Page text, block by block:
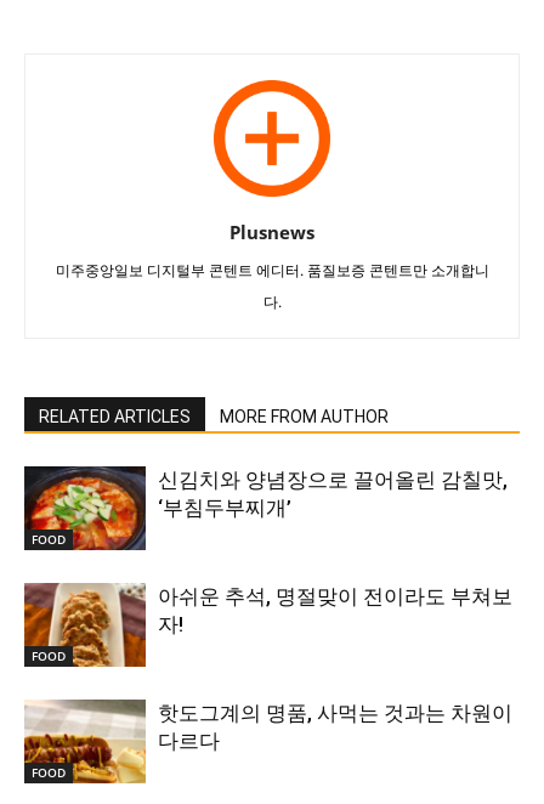
Plusnews
미주중앙일보 디지털부 콘텐트 에디터. 품질보증 콘텐트만 소개합니
다.
RELATED ARTICLES MORE FROM AUTHOR
FOOD
신김치와 양념장으로 끌어올린 감칠맛,
‘부침두부찌개’
FOOD
아쉬운 추석, 명절맞이 전이라도 부쳐보
자!
FOOD
핫도그계의 명품, 사먹는 것과는 차원이
다르다